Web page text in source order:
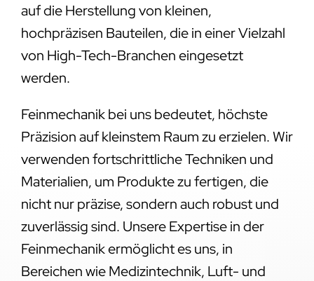
auf die Herstellung von kleinen,
hochpräzisen Bauteilen, die in einer Vielzahl
von High-Tech-Branchen eingesetzt
werden.
Feinmechanik bei uns bedeutet, höchste
Präzision auf kleinstem Raum zu erzielen. Wir
verwenden fortschrittliche Techniken und
Materialien, um Produkte zu fertigen, die
nicht nur präzise, sondern auch robust und
zuverlässig sind. Unsere Expertise in der
Feinmechanik ermöglicht es uns, in
Bereichen wie Medizintechnik, Luft- und